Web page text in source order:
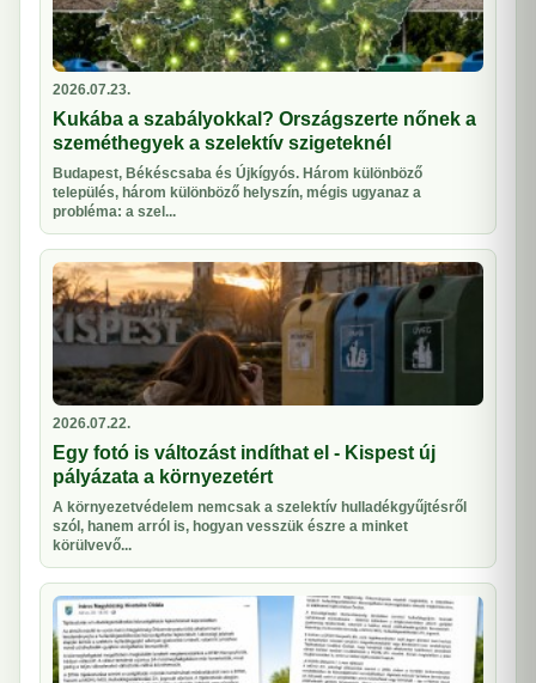
2026.07.23.
Kukába a szabályokkal? Országszerte nőnek a
szeméthegyek a szelektív szigeteknél
Budapest, Békéscsaba és Újkígyós. Három különböző
település, három különböző helyszín, mégis ugyanaz a
probléma: a szel...
2026.07.22.
Egy fotó is változást indíthat el - Kispest új
pályázata a környezetért
A környezetvédelem nemcsak a szelektív hulladékgyűjtésről
szól, hanem arról is, hogyan vesszük észre a minket
körülvevő...